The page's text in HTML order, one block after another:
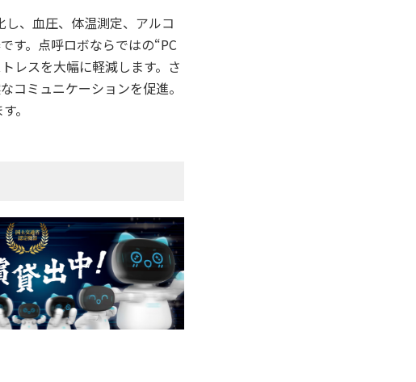
、血圧、体温測定、アルコ
す。点呼ロボならではの“PC
レスを大幅に軽減します。さ
コミュニケーションを促進。
。